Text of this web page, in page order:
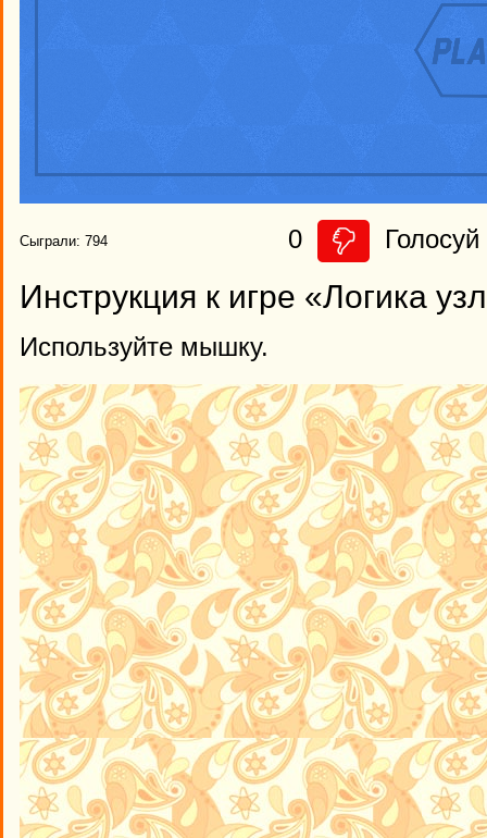
Сыграли: 794 0 Голосуй
Инструкция к игре «Логика
Используйте мышку.